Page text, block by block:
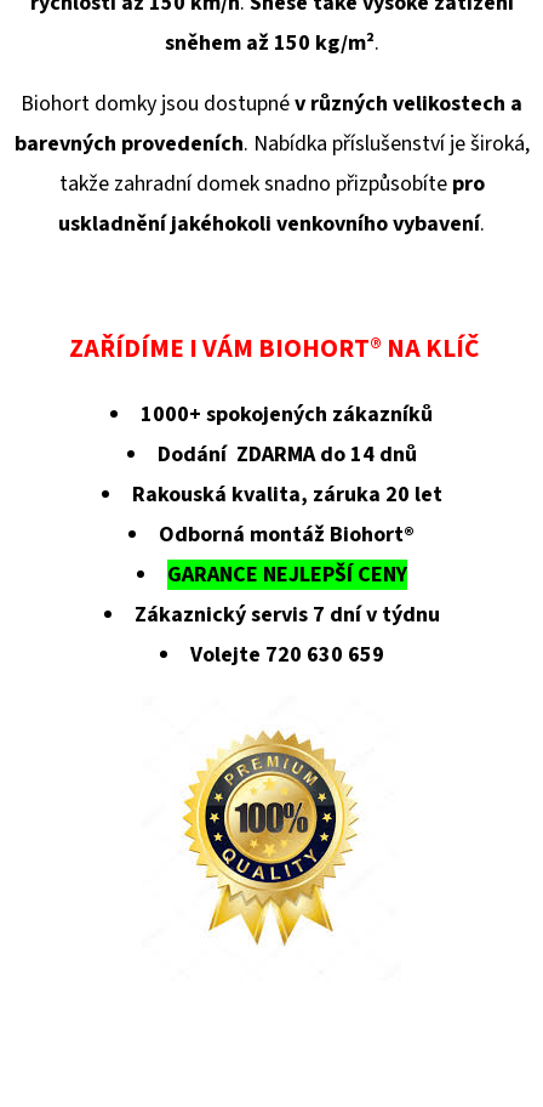
sněhem až 150 kg/m².
Biohort domky jsou dostupnév různých velikostech a
barevných provedeních. Nabídka příslušenství je široká,
takže zahradní domek snadno přizpůsobíte pro
uskladnění jakéhokoli venkovního vybavení.
ZAŘÍDÍME I VÁM BIOHORT® NA KLÍČ
1000+ spokojených zákazníků
Dodání ZDARMA do 14 dnů
Rakouská kvalita, záruka 20 let
Odborná montáž Biohort®
GARANCE NEJLEPŠÍ CENY
Zákaznický servis 7 dní v týdnu
Volejte 720 630 659